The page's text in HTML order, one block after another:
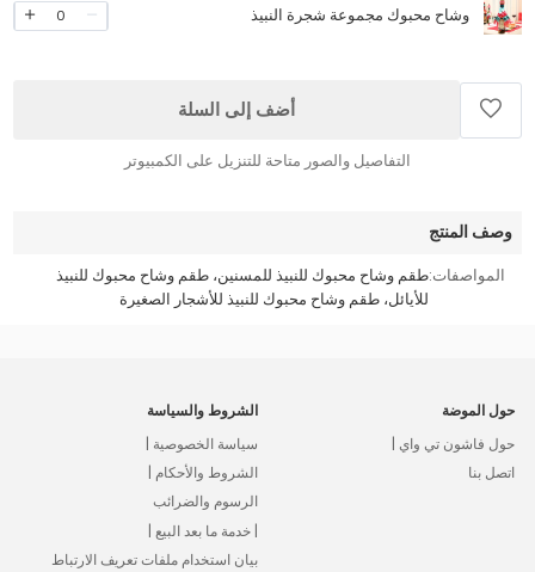
وشاح محبوك مجموعة شجرة النبيذ 0
أضف إلى السلة
التفاصيل والصور متاحة للتنزيل على الكمبيوتر
وصف المنتج
المواصفات:طقم وشاح محبوك للنبيذ للمسنين، طقم وشاح محبوك للنبيذ
للأيائل، طقم وشاح محبوك للنبيذ للأشجار الصغيرة
حول الموضة
حول فاشون تي واي |
اتصل بنا
الشروط والسياسة
سياسة الخصوصية |
الشروط والأحكام |
الرسوم والضرائب
| خدمة ما بعد البيع |
بيان استخدام ملفات تعريف الارتباط